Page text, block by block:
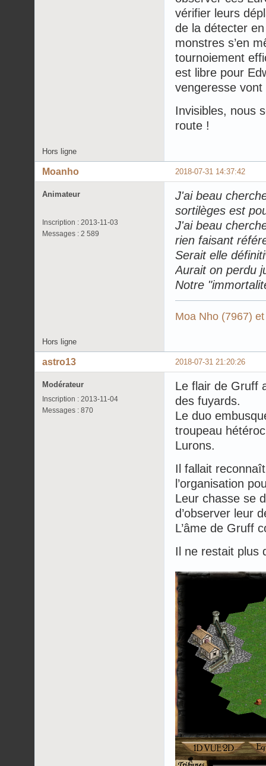
vérifier leurs
de la détecter
monstres s’en
tournoiement
est libre pour
vengeresse
Invisibles, nous
route !
Hors ligne
2018-07-31 14:37:42
Moanho
Animateur
Inscription : 2013-11-03
Messages : 2 589
J'ai beau
sortilèges est
J'ai beau
rien faisant
Serait elle
Aurait on perdu
Notre
Moa Nho (7967)
Hors ligne
2018-07-31 21:20:26
astro13
Modérateur
Inscription : 2013-11-04
Messages : 870
Le flair de Gruff
des fuyards.
Le duo
troupeau
Lurons.
Il fallait
l’organisation
Leur chasse se
d’observer leur
L’âme de Gruff
Il ne restait plus